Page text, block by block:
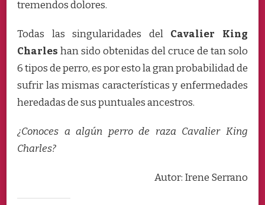
tremendos dolores.
Todas las singularidades del Cavalier King
Charles han sido obtenidas del cruce de tan solo
6 tipos de perro, es por esto la gran probabilidad de
sufrir las mismas características y enfermedades
heredadas de sus puntuales ancestros.
¿Conoces a algún perro de raza Cavalier King
Charles?
Autor: Irene Serrano